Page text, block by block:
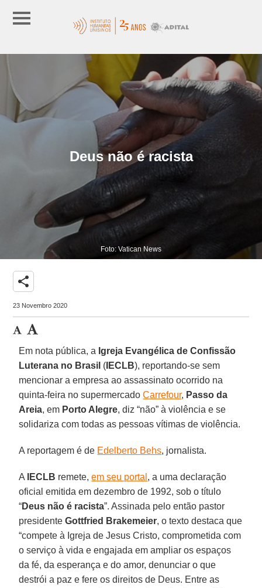
Deus não é racista
Foto: Vatican News
share
23 Novembro 2020
Em nota pública, a Igreja Evangélica de Confissão
Luterana no Brasil ( IECLB), reportando-se sem
mencionar a empresa ao assassinato ocorrido na
quinta-feira no supermercadoCarrefour, Passo da
Areia, em Porto Alegre, diz “não” à violência e se
solidariza com todas as pessoas vítimas de violência.
A reportagem é de Edelberto Behs, jornalista.
A IECLB remete,em seu portal , a uma declaração
oficial emitida em dezembro de 1992, sob o título
“Deus não é racista”. Assinada pelo então pastor
presidenteGottfried Brakemeier, o texto destaca que
“compete à Igreja de Jesus Cristo, comprometida com
o serviço à vida e engajada em ampliar os espaços
da fé, da esperança e do amor, denunciar o que
destrói a paz e fere os direitos de Deus. Entre as